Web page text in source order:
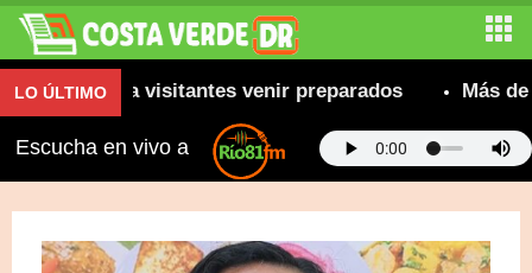
LO ÚLTIMOa visitantes venir preparados Más de
Escucha en vivo a